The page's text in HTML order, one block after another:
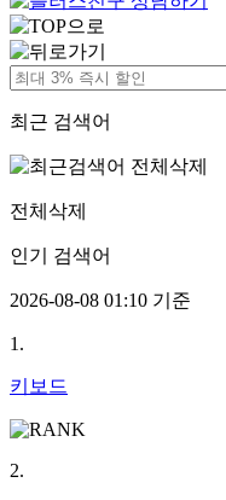
최근 검색어
전체삭제
인기 검색어
2026-08-08 01:10 기준
1.
키보드
2.